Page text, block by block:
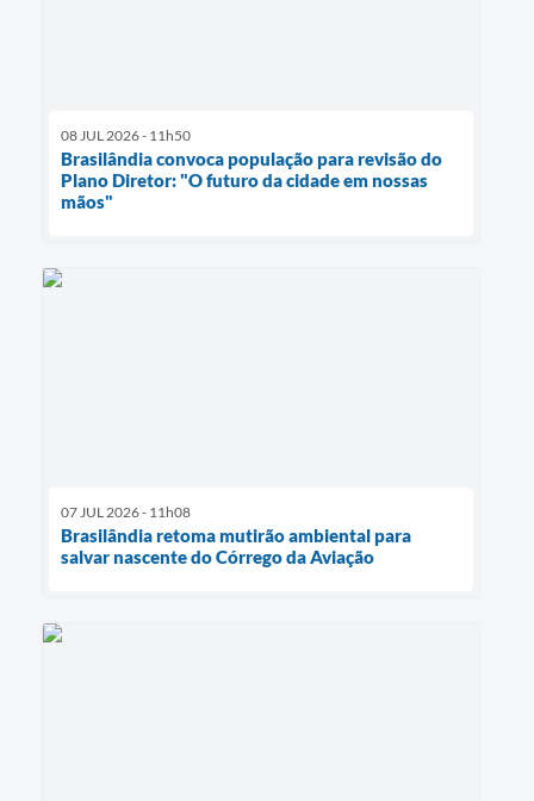
08 JUL 2026 - 11h50
Brasilândia convoca população para revisão do
Plano Diretor: "O futuro da cidade em nossas
mãos"
07 JUL 2026 - 11h08
Brasilândia retoma mutirão ambiental para
salvar nascente do Córrego da Aviação